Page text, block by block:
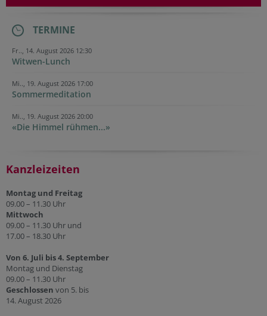
TERMINE
Fr.., 14. August 2026 12:30
Witwen-Lunch
Mi.., 19. August 2026 17:00
Sommermeditation
Mi.., 19. August 2026 20:00
«Die Himmel rühmen...»
Kanzleizeiten
Montag und Freitag
09.00 – 11.30 Uhr
Mittwoch
09.00 – 11.30 Uhr und
17.00 – 18.30 Uhr
Von 6. Juli bis 4. September
Montag und Dienstag
09.00 – 11.30 Uhr
Geschlossen von 5. bis
14. August 2026